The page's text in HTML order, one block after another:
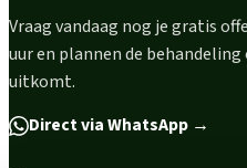
Vraag vandaag nog je gratis
uur en plannen de
uitkomt.
Direct via WhatsApp →